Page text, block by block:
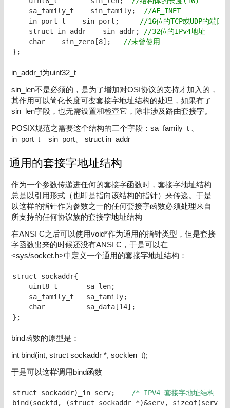
sa_family_t    sin_family;
//AF_INET
in_port_t    sin_port;
//16位的TCP或UDP的端口
struct in_addr    sin_addr;
//32位的IPv4地址
char    sin_zero[8];
//未曾使用
};
in_addr_t为uint32_t
sin_len不是必须的，是为了增加对OSI协议的支持才加入的，
其作用可以简化长度可变套接字地址结构的处理，如果有了
sin_len字段，也无需设置和检查它，除非涉及路由套接字。
POSIX规范之需要这个结构的三个字段：sa_family_t 、
in_port_t sin_port、 struct in_addr
通用的套接字地址结构
作为一个参数传递进任何的套接字函数时，套接字地址结构
总是以引用形式（也即是指向该结构的指针）来传递。于是
以这样的指针作为参数之一的任何套接字函数必须处理来自
所支持的任何协议族的套接字地址结构
在ANSI C之后可以使用void*作为通用的指针类型，但是套接
字函数出来的时候还没有ANSI C，于是可以在
<sys/socket.h>中定义一个通用的套接字地址结构：
struct sockaddr{
uint8_t       sa_len;
sa_family_t   sa_family;
char          sa_data[14];
};
bind函数的原型是：
int bind(int, struct sockaddr *, socklen_t);
于是可以这样调用bind函数
struct sockaddr)_in serv; /* IPV4 套接字地址结构 */
bind(sockfd, (struct sockaddr *)&serv, sizeof(serv));